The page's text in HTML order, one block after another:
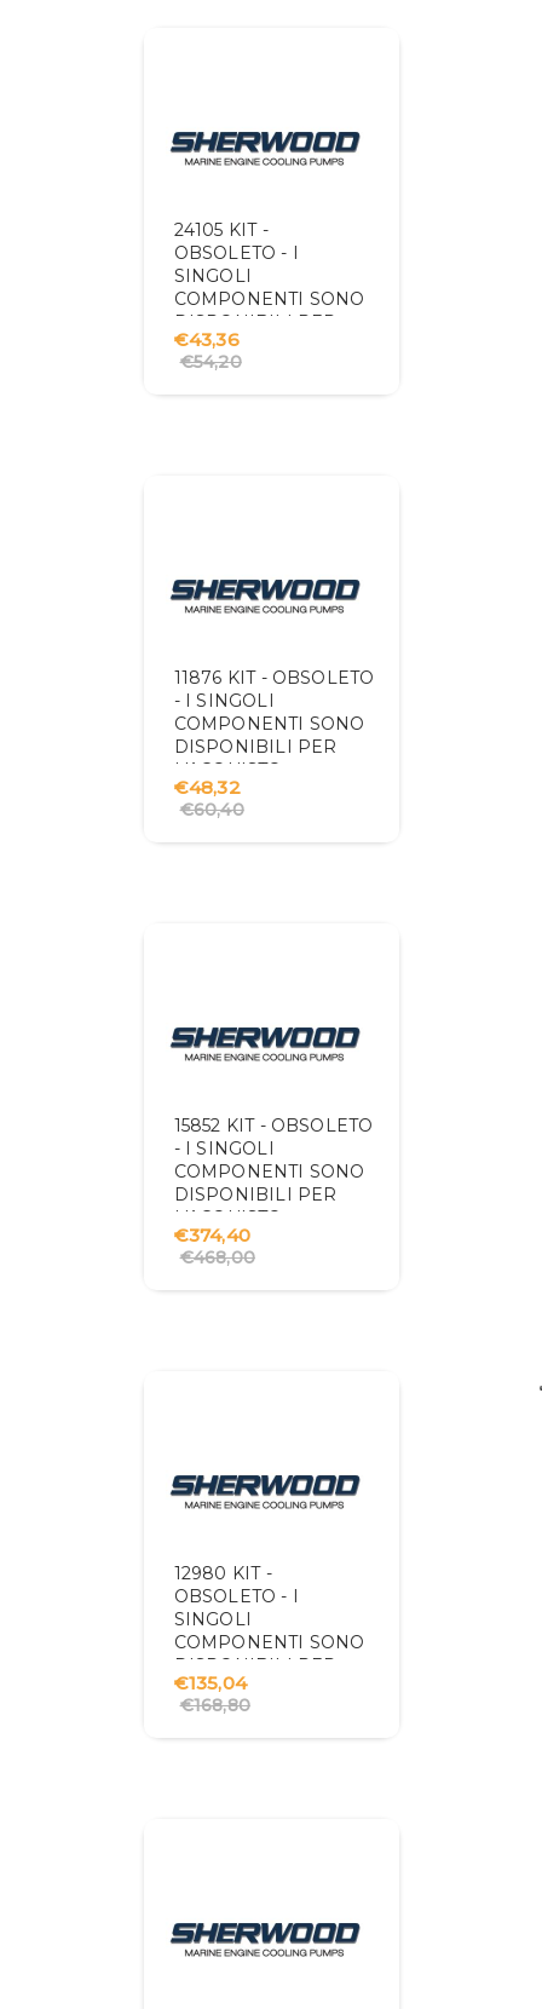
24105 KIT -
OBSOLETO - I
SINGOLI
COMPONENTI SONO
DISPONIBILI PER
L'ACQUISTO
€43,36
€54,20
11876 KIT - OBSOLETO
- I SINGOLI
COMPONENTI SONO
DISPONIBILI PER
L'ACQUISTO
€48,32
€60,40
15852 KIT - OBSOLETO
- I SINGOLI
COMPONENTI SONO
DISPONIBILI PER
L'ACQUISTO
€374,40
€468,00
12980 KIT -
OBSOLETO - I
SINGOLI
COMPONENTI SONO
DISPONIBILI PER
L'ACQUISTO
€135,04
€168,80